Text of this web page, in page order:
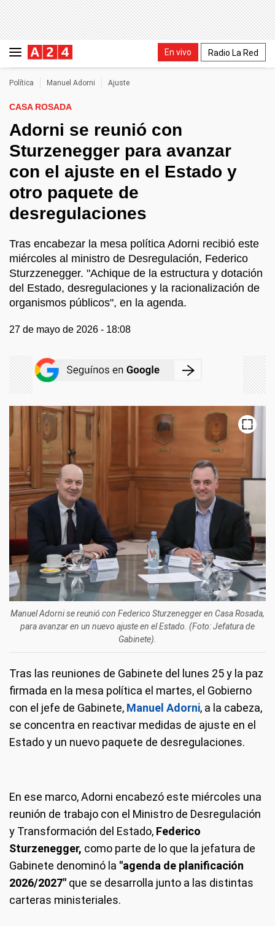
En vivo Radio La Red
Política Manuel Adorni Ajuste
CASA ROSADA
Adorni se reunió con
Sturzenegger para avanzar
con el ajuste en el Estado y
otro paquete de
desregulaciones
Tras encabezar la mesa política Adorni recibió este
miércoles al ministro de Desregulación, Federico
Sturzzenegger. "Achique de la estructura y dotación
del Estado, desregulaciones y la racionalización de
organismos públicos", en la agenda.
27 de mayo de 2026 - 18:08
Manuel Adorni se reunió con Federico Sturzenegger en Casa Rosada,
para avanzar en un nuevo ajuste en el Estado. (Foto: Jefatura de
Gabinete).
Tras las reuniones de Gabinete del lunes 25 y la paz
firmada en la mesa política el martes, el Gobierno
con el jefe de Gabinete, Manuel Adorni, a la cabeza,
se concentra en reactivar medidas de ajuste en el
Estado y un nuevo paquete de desregulaciones.
En ese marco, Adorni encabezó este miércoles una
reunión de trabajo con el Ministro de Desregulación
y Transformación del Estado, Federico
Sturzenegger, como parte de lo que la jefatura de
Gabinete denominó la "agenda de planificación
2026/2027" que se desarrolla junto a las distintas
carteras ministeriales.